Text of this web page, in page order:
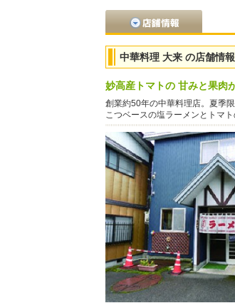
中華料理 大来 の店舗情報
妙高産トマトの 甘みと果肉
創業約50年の中華料理店。夏季
こつベースの塩ラーメンとトマト